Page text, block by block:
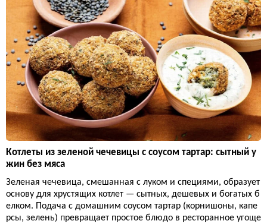
Котлеты из зеленой чечевицы с соусом тартар: сытный у
жин без мяса
Зеленая чечевица, смешанная с луком и специями, образует
основу для хрустящих котлет — сытных, дешевых и богатых б
елком. Подача с домашним соусом тартар (корнишоны, капе
рсы, зелень) превращает простое блюдо в ресторанное угоще